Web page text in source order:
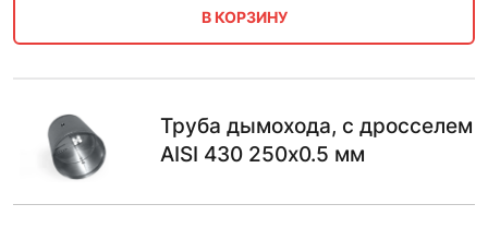
В КОРЗИНУ
Труба дымохода, с дросселем
AISI 430 250х0.5 мм